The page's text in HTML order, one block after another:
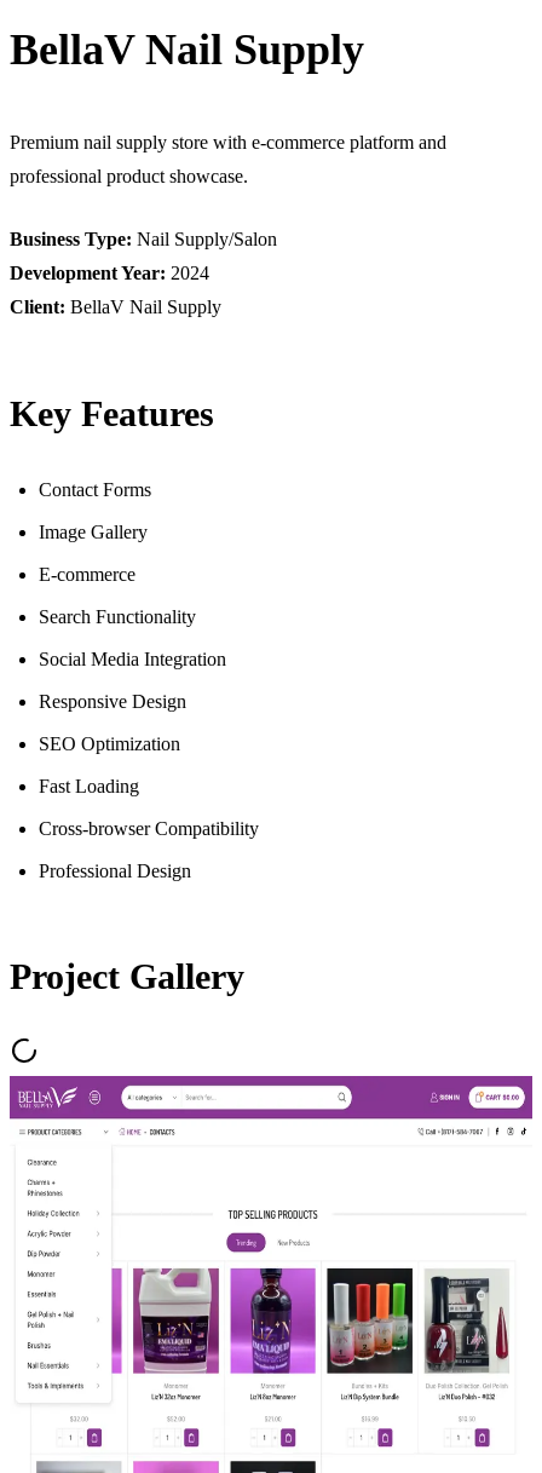
BellaV Nail Supply
Premium nail supply store with e-commerce platform and
professional product showcase.
Business Type: Nail Supply/Salon
Development Year: 2024
Client: BellaV Nail Supply
Key Features
Contact Forms
Image Gallery
E-commerce
Search Functionality
Social Media Integration
Responsive Design
SEO Optimization
Fast Loading
Cross-browser Compatibility
Professional Design
Project Gallery